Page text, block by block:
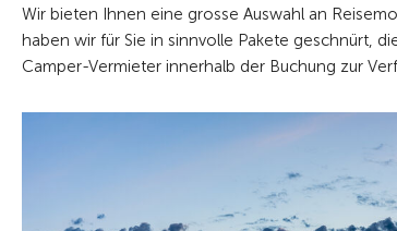
Wir bieten Ihnen eine grosse Auswahl an
haben wir für Sie in sinnvolle Pakete geschnürt,
Camper-Vermieter innerhalb der Buchung zur